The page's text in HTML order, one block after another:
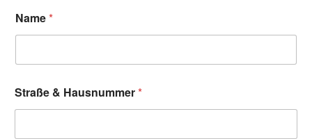
Name*
Straße & Hausnummer*